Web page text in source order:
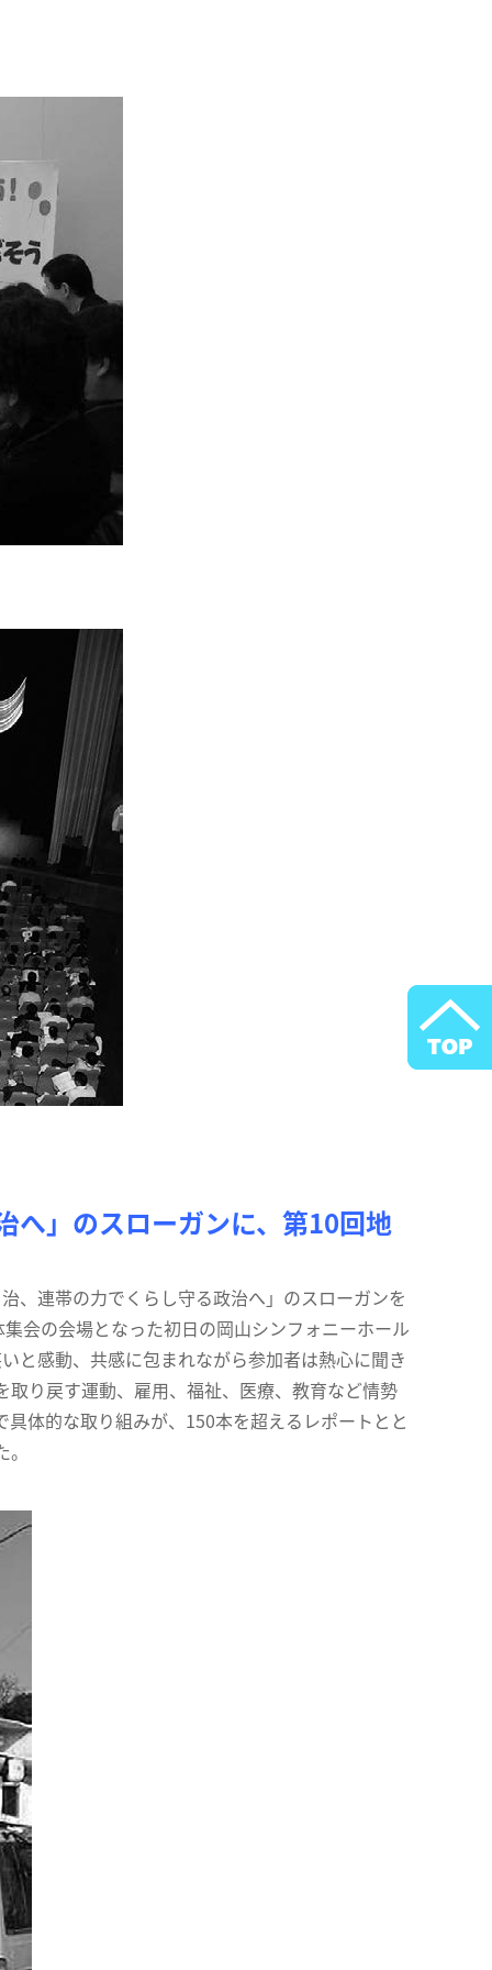
へ」のスローガンに、第10回地
連帯の力でくらし守る政治へ」のスローガンを
会の会場となった初日の岡山シンフォニーホール
と感動、共感に包まれながら参加者は熱心に聞き
り戻す運動、雇用、福祉、医療、教育など情勢
体的な取り組みが、150本を超えるレポートとと